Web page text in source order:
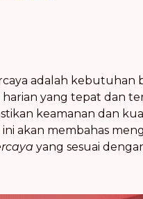
adalah kebutuhan
yang tepat dan
keamanan dan
akan membahas
yang sesuai